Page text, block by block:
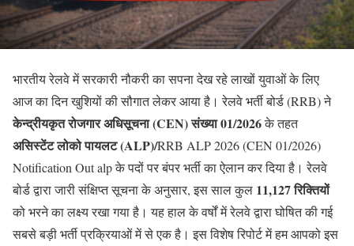
भारतीय रेलवे में सरकारी नौकरी का सपना देख रहे लाखों युवाओं के लिए
आज का दिन खुशियों की सौगात लेकर आया है। रेलवे भर्ती बोर्ड (RRB) ने
केन्द्रीयकृत रोजगार अधिसूचना (CEN) संख्या 01/2026के तहत
असिस्टेंट लोको पायलट (ALP)/RRB ALP 2026 (CEN 01/2026)
Notification Out alp के पदों पर बंपर भर्ती का ऐलान कर दिया है। रेलवे
बोर्ड द्वारा जारी संक्षिप्त सूचना के अनुसार, इस साल कुल 11,127 रिक्तियों
को भरने का लक्ष्य रखा गया है। यह हाल के वर्षों में रेलवे द्वारा घोषित की गई
सबसे बड़ी भर्ती प्रक्रियाओं में से एक है। इस विशेष रिपोर्ट में हम आपको इस